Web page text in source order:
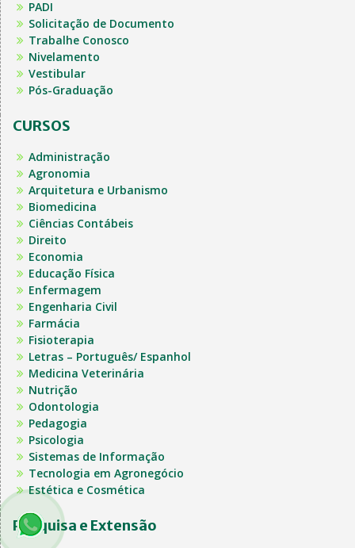
PADI
Solicitação de Documento
Trabalhe Conosco
Nivelamento
Vestibular
Pós-Graduação
CURSOS
Administração
Agronomia
Arquitetura e Urbanismo
Biomedicina
Ciências Contábeis
Direito
Economia
Educação Física
Enfermagem
Engenharia Civil
Farmácia
Fisioterapia
Letras – Português/ Espanhol
Medicina Veterinária
Nutrição
Odontologia
Pedagogia
Psicologia
Sistemas de Informação
Tecnologia em Agronegócio
Estética e Cosmética
Pesquisa e Extensão